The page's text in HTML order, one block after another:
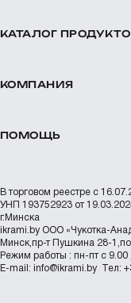
КАТАЛОГ
КОМПАНИЯ
ПОМОЩЬ
В торговом реестре с
УНП 193752923 от
г.Минска
ikrami.by ООО «Чукотка-
Минск,пр-т Пушкина 28-
Режим работы : пн-пт с 9.00
Е-mail:
info@ikrami.by Тел: